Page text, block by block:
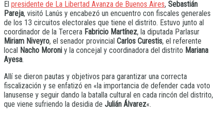
El presidente de La Libertad Avanza de Buenos Aires, Sebastián
Pareja, visitó Lanús y encabezó un encuentro con fiscales generales
de los 13 circuitos electorales que tiene el distrito. Estuvo junto al
coordinador de la Tercera Fabricio Martínez, la diputada Parlasur
Miriam Niveyro, el senador provincial Carlos Curestis, el referente
local Nacho Moroni y la concejal y coordinadora del distrito Mariana
Ayesa.
Allí se dieron pautas y objetivos para garantizar una correcta
fiscalización y se enfatizó en «la importancia de defender cada voto
lanusense y seguir dando la batalla cultural en cada rincón del distrito,
que viene sufriendo la desidia de Julián Álvarez«.